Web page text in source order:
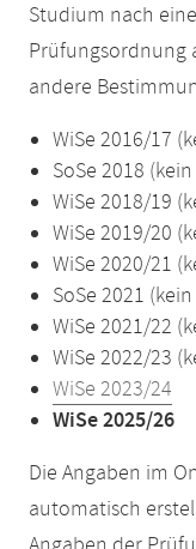
Studium nach
Prüfungsordnung
andere
WiSe 2016/17
SoSe 2018
WiSe 2018/19
WiSe 2019/20
WiSe 2020/21
SoSe 2021
WiSe 2021/22
WiSe 2022/23
WiSe 2023/24
WiSe 2025/26
Die Angaben im
automatisch